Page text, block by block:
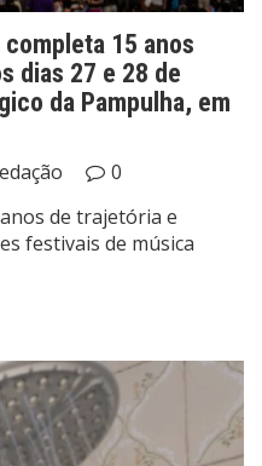
completa 15 anos
dias 27 e 28 de
da Pampulha, em
0
de trajetória e
festivais de música